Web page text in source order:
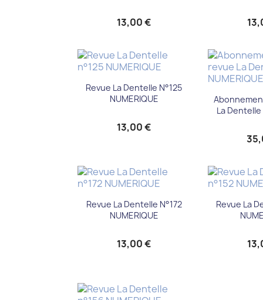
13,00 €
Aperçu rapide
Revue La Dentelle N°125
NUMERIQUE
13,00 €

La Dentelle
Aperçu rapide
Revue La Dentelle N°172
NUMERIQUE
13,00 €

Revue La